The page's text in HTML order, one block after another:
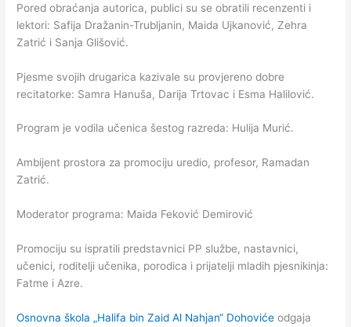
Pored obraćanja autorica, publici su se obratili recenzenti i
lektori: Safija Dražanin-Trubljanin, Maida Ujkanović, Zehra
Zatrić i Sanja Glišović.
Pjesme svojih drugarica kazivale su provjereno dobre
recitatorke: Samra Hanuša, Darija Trtovac i Esma Halilović.
Program je vodila učenica šestog razreda: Hulija Murić.
Ambijent prostora za promociju uredio, profesor, Ramadan
Zatrić.
Moderator programa: Maida Feković Demirović
Promociju su ispratili predstavnici PP službe, nastavnici,
učenici, roditelji učenika, porodica i prijatelji mladih pjesnikinja:
Fatme i Azre.
Osnovna škola „Halifa bin Zaid Al Nahjan“ Dohoviće odgaja